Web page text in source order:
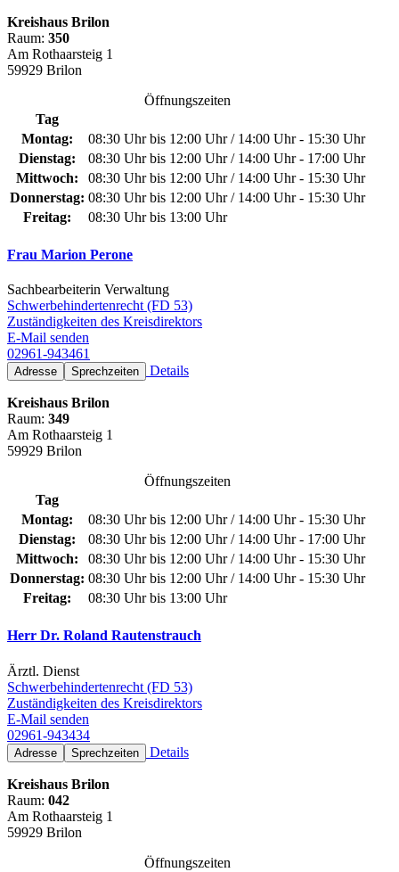
Kreishaus Brilon
Raum: 350
Am Rothaarsteig 1
59929 Brilon
Öffnungszeiten
Tag
Montag:
08:30 Uhr bis 12:00 Uhr / 14:00 Uhr - 15:30 Uhr
Dienstag:
08:30 Uhr bis 12:00 Uhr / 14:00 Uhr - 17:00 Uhr
Mittwoch:
08:30 Uhr bis 12:00 Uhr / 14:00 Uhr - 15:30 Uhr
Donnerstag: 08:30 Uhr bis 12:00 Uhr / 14:00 Uhr - 15:30 Uhr
Freitag:
08:30 Uhr bis 13:00 Uhr
Frau Marion Perone
Sachbearbeiterin Verwaltung
Schwerbehindertenrecht (FD 53)
Zuständigkeiten des Kreisdirektors
E-Mail senden
02961-943461
Adresse Sprechzeiten Details
Kreishaus Brilon
Raum: 349
Am Rothaarsteig 1
59929 Brilon
Öffnungszeiten
Tag
Montag:
08:30 Uhr bis 12:00 Uhr / 14:00 Uhr - 15:30 Uhr
Dienstag:
08:30 Uhr bis 12:00 Uhr / 14:00 Uhr - 17:00 Uhr
Mittwoch:
08:30 Uhr bis 12:00 Uhr / 14:00 Uhr - 15:30 Uhr
Donnerstag: 08:30 Uhr bis 12:00 Uhr / 14:00 Uhr - 15:30 Uhr
Freitag:
08:30 Uhr bis 13:00 Uhr
Herr Dr. Roland Rautenstrauch
Ärztl. Dienst
Schwerbehindertenrecht (FD 53)
Zuständigkeiten des Kreisdirektors
E-Mail senden
02961-943434
Adresse Sprechzeiten Details
Kreishaus Brilon
Raum: 042
Am Rothaarsteig 1
59929 Brilon
Öffnungszeiten